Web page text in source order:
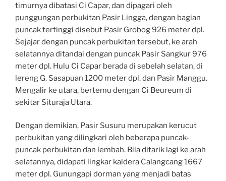
timurnya dibatasi Ci Capar, dan dipagari oleh
punggungan perbukitan Pasir Lingga, dengan bagian
puncak tertinggi disebut Pasir Grobog 926 meter dpl.
Sejajar dengan puncak perbukitan tersebut, ke arah
selatannya ditandai dengan puncak Pasir Sangkur 976
meter dpl. Hulu Ci Capar berada di sebelah selatan, di
lereng G. Sasapuan 1200 meter dpl. dan Pasir Manggu.
Mengalir ke utara, bertemu dengan Ci Beureum di
sekitar Situraja Utara.
Dengan demikian, Pasir Susuru merupakan kerucut
perbukitan yang dilingkari oleh beberapa puncak-
puncak perbukitan dan lembah. Bila ditarik lagi ke arah
selatannya, didapati lingkar kaldera Calangcang 1667
meter dpl. Gunungapi dorman yang menjadi batas